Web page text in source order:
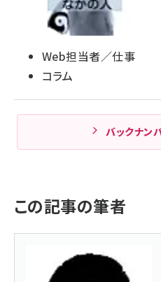
Web担当者／仕事
コラム
バックナン
この記事の筆者